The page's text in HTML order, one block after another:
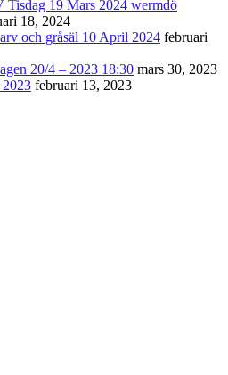
Tisdag 19 Mars 2024 wermdö
18, 2024
och gråsäl 10 April 2024 februari
20/4 – 2023 18:30 mars 30, 2023
februari 13, 2023